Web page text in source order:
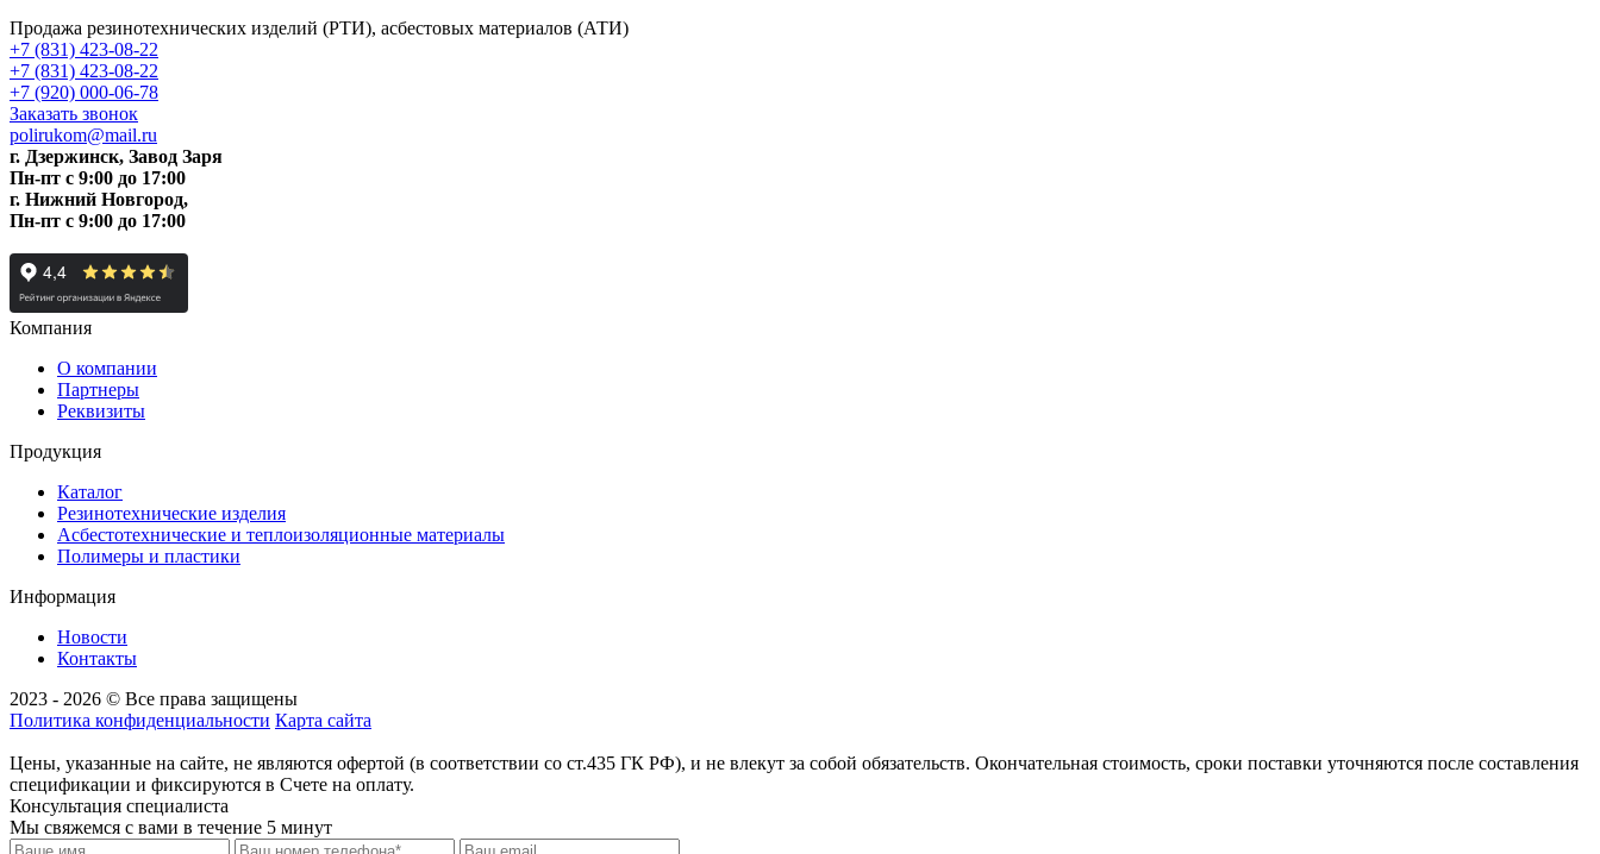
Продажа резинотехнических изделий (РТИ), асбестовых материалов (АТИ)
+7 (831) 423-08-22
+7 (831) 423-08-22
+7 (920) 000-06-78
Заказать звонок
polirukom@mail.ru
г. Дзержинск, Завод Заря
Пн-пт c 9:00 до 17:00
г. Нижний Новгород,
Пн-пт c 9:00 до 17:00
Компания
О компании
Партнеры
Реквизиты
Продукция
Каталог
Резинотехнические изделия
Асбестотехнические и теплоизоляционные материалы
Полимеры и пластики
Информация
Новости
Контакты
2023 - 2026 © Все права защищены
Политика конфиденциальности Карта сайта
Цены, указанные на сайте, не являются офертой (в соответствии со ст.435 ГК РФ), и не влекут за собой обязательств. Окончательная стоимость, сроки поставки уточняются после составления
спецификации и фиксируются в Счете на оплату.
Консультация специалиста
Мы свяжемся с вами в течение 5 минут